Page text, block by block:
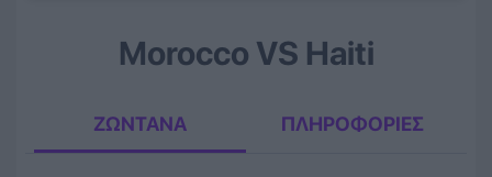
Morocco VS Haiti
ΖΩΝΤΑΝΑ ΠΛΗΡΟΦΟΡΙΕΣ